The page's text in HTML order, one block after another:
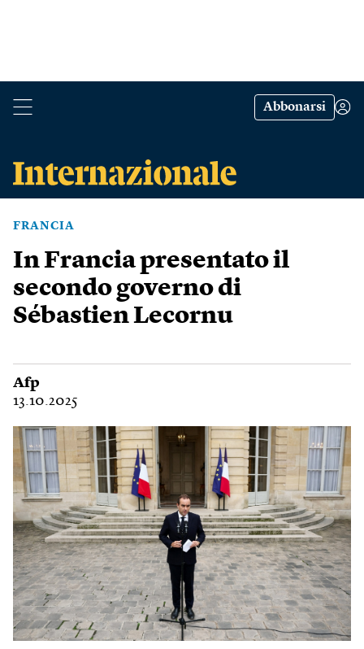
Abbonarsi
FRANCIA
In Francia presentato il
secondo governo di
Sébastien Lecornu
Afp
13.10.2025